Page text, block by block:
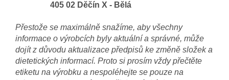
405 02 Děčín X - Bělá
Přestože se maximálně snažíme, aby všechny
informace o výrobcích byly aktuální a správné, může
dojít z důvodu aktualizace předpisů ke změně složek a
dietetických informací. Proto si prosím vždy přečtěte
etiketu na výrobku a nespoléhejte se pouze na